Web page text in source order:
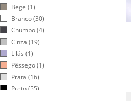
Bege (1)
Branco(30)
Chumbo(4)
Cinza (19)
Lilás (1)
Pêssego(1)
Prata (16)
Preto(55)